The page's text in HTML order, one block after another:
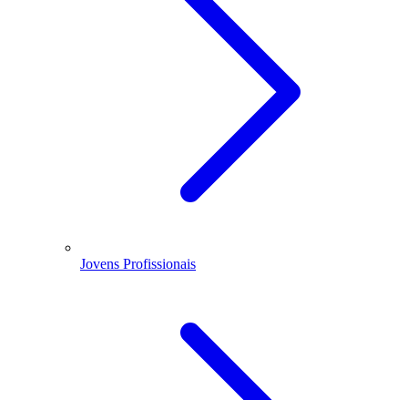
Jovens Profissionais